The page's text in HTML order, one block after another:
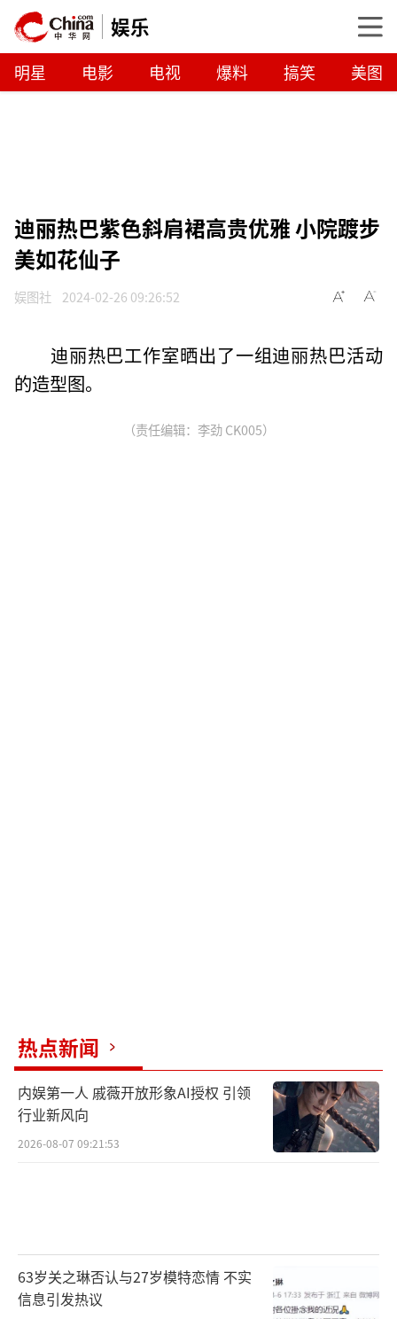
娱乐
明星 电影 电视 爆料 搞笑 美图
迪丽热巴紫色斜肩裙高贵优雅 小院踱步
美如花仙子
娱图社 2024-02-26 09:26:52
迪丽热巴工作室晒出了一组迪丽热巴活动
的造型图。
（责任编辑：李劲 CK005）
热点新闻
内娱第一人 戚薇开放形象AI授权 引领
行业新风向
2026-08-07 09:21:53
63岁关之琳否认与27岁模特恋情 不实
信息引发热议